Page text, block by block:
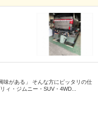
味がある」 そんな方にピッタリの仕
ィ・ジムニー・SUV・4WD...